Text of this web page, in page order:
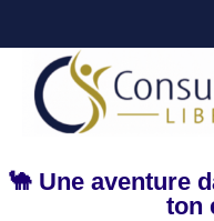
🐪 Une aventure
ton